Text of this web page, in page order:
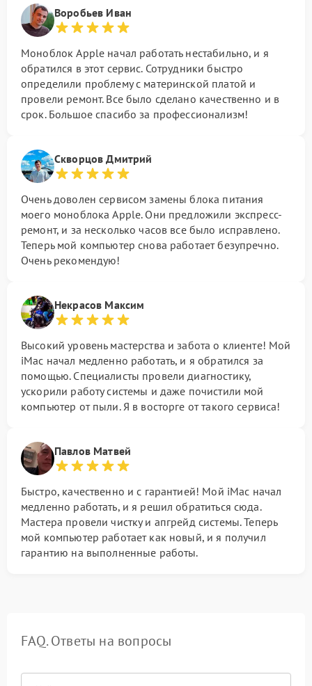
Воробьев Иван
Моноблок Apple начал работать нестабильно, и я
обратился в этот сервис. Сотрудники быстро
определили проблему с материнской платой и
провели ремонт. Все было сделано качественно и в
срок. Большое спасибо за профессионализм!
Скворцов Дмитрий
Очень доволен сервисом замены блока питания
моего моноблока Apple. Они предложили экспресс-
ремонт, и за несколько часов все было исправлено.
Теперь мой компьютер снова работает безупречно.
Очень рекомендую!
Некрасов Максим
Высокий уровень мастерства и забота о клиенте! Мой
iMac начал медленно работать, и я обратился за
помощью. Специалисты провели диагностику,
ускорили работу системы и даже почистили мой
компьютер от пыли. Я в восторге от такого сервиса!
Павлов Матвей
Быстро, качественно и с гарантией! Мой iMac начал
медленно работать, и я решил обратиться сюда.
Мастера провели чистку и апгрейд системы. Теперь
мой компьютер работает как новый, и я получил
гарантию на выполненные работы.
FAQ. Ответы на вопросы